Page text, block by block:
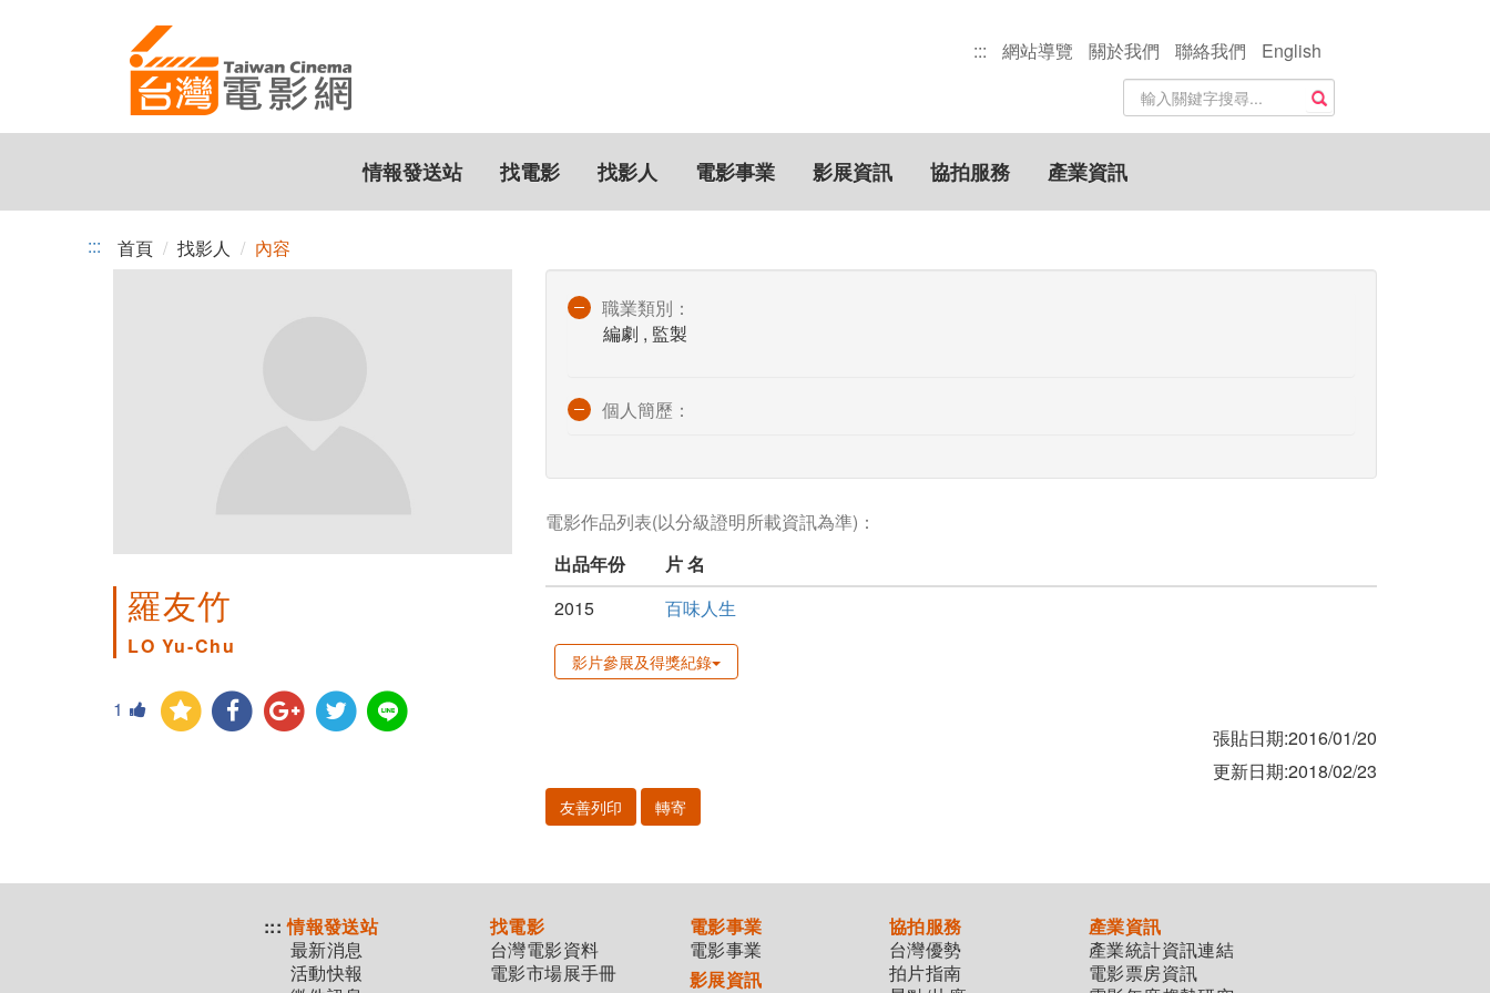
::: 網站導覽 關於我們 聯絡我們
English
站
內
搜
尋
關
鍵
搜尋
情報發送站 找電影 找影人 電影事業 影展資訊 協拍服務 產業資訊
::: 首頁 找影人 內容
羅友竹
LO Yu-Chu
1
職業類別：
編劇 , 監製
個人簡歷：
電影作品列表(以分級證明所載資訊為準)：
出品年份
片 名
2015
百味人生
影片參展及得獎紀錄
張貼日期:2016/01/20
更新日期:2018/02/23
友善列印 轉寄
::: 情報發送站
最新消息
活動快報
找電影
台灣電影資料
電影市場展手冊
電影事業
電影事業
影展資訊
協拍服務
台灣優勢
拍片指南
產業資訊
產業統計資訊連結
電影票房資訊